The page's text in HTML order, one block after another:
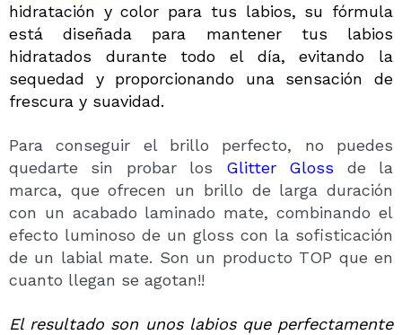
hidratación y color para tus labios, su fórmula
está diseñada para mantener tus labios
hidratados durante todo el día, evitando la
sequedad y proporcionando una sensación de
frescura y suavidad.
Para conseguir el brillo perfecto, no puedes
quedarte sin probar los Glitter Gloss de la
marca, que ofrecen un brillo de larga duración
con un acabado laminado mate, combinando el
efecto luminoso de un gloss con la sofisticación
de un labial mate. Son un producto TOP que en
cuanto llegan se agotan!!
El resultado son unos labios que perfectamente